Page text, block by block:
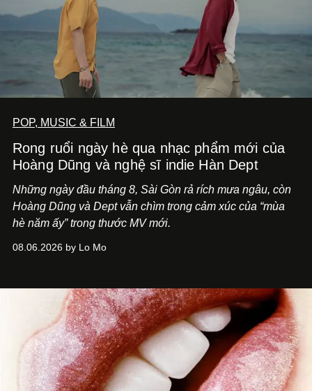
POP, MUSIC & FILM
Rong ruổi ngày hè qua nhạc phẩm mới của
Hoàng Dũng và nghệ sĩ indie Hàn Dept
Những ngày đầu tháng 8, Sài Gòn rả rích mưa ngâu, còn
Hoàng Dũng và Dept vẫn chìm trong cảm xúc của “mùa
hè năm ấy” trong thước MV mới.
08.06.2026 by Lo Mo